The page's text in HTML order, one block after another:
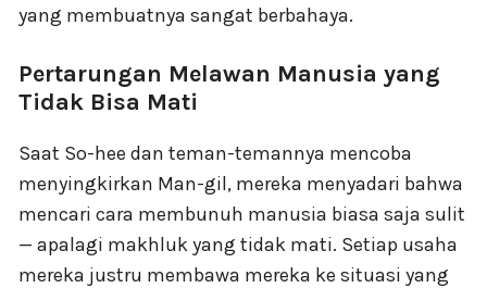
yang membuatnya sangat berbahaya.
Pertarungan Melawan Manusia yang
Tidak Bisa Mati
Saat So-hee dan teman-temannya mencoba
menyingkirkan Man-gil, mereka menyadari bahwa
mencari cara membunuh manusia biasa saja sulit
— apalagi makhluk yang tidak mati. Setiap usaha
mereka justru membawa mereka ke situasi yang